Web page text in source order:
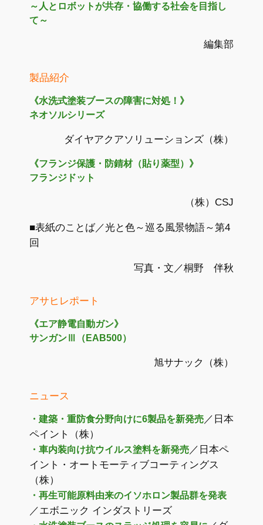
～人とロボットが共存・協働する社会を目指し
て～
編集部
製品紹介
《水洗式塗装ブースの障害に対処！》
ネオソルシリーズ
ダイヤアクアソリューションズ（株）
《フランジ保護・防錆材（貼り薬型）》
フランジドット
（株）CSJ
■表紙のことば／光と色～巡る風景物語～第4
回
写真・文／桐野 伴秋
アサヒレポート
《エア静電自動ガン》
サンガンⅢ（EAB500）
旭サナック（株）
ニュース
・建築・重防食分野向けに6製品を新発売／日本
ペイント（株）
・車内装向け抗ウイルス塗料を新発売／日本ペ
イント・オートモーティブコーティングス
（株）
・再生可能原料由来のイソホロン製品群を発表
／エボニック インダストリーズ